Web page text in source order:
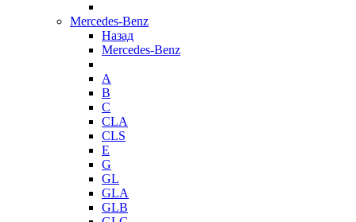
Mercedes-Benz
Назад
Mercedes-Benz
A
B
C
CLA
CLS
E
G
GL
GLA
GLB